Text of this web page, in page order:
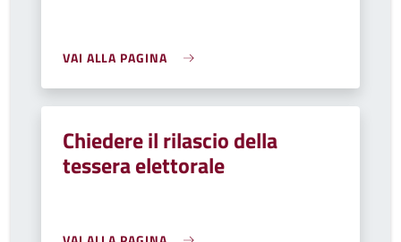
VAI ALLA PAGINA
Chiedere il rilascio della
tessera elettorale